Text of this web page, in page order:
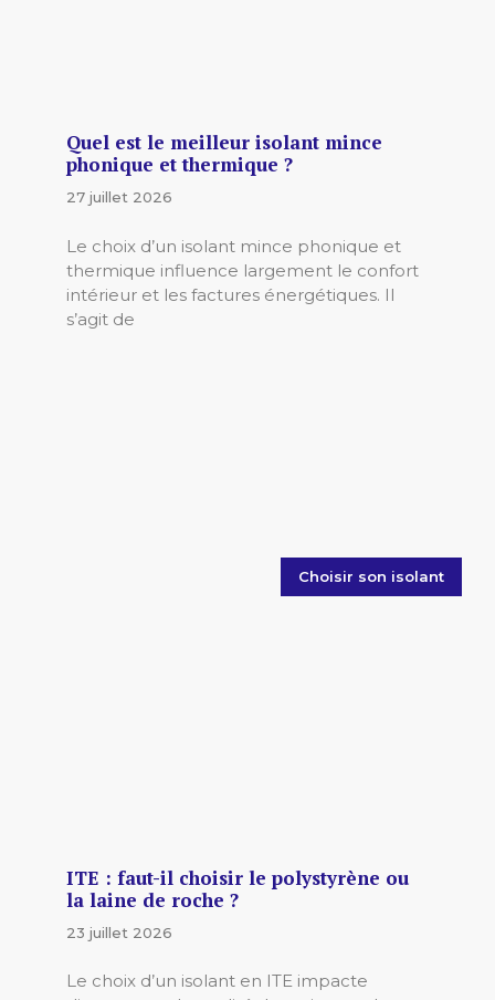
Quel est le meilleur isolant mince
phonique et thermique ?
27 juillet 2026
Le choix d’un isolant mince phonique et
thermique influence largement le confort
intérieur et les factures énergétiques. Il
s’agit de
Choisir son isolant
ITE : faut-il choisir le polystyrène ou
la laine de roche ?
23 juillet 2026
Le choix d’un isolant en ITE impacte